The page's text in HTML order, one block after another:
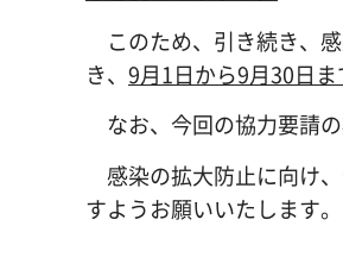
このため、引き続き、
き、 9月1日から9月30日ま
なお、今回の協力要請
感染の拡大防止に向け
すようお願いいたします。